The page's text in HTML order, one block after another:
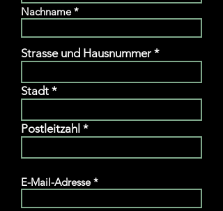
Nachname
Strasse und Hausnummer
Stadt
Postleitzahl
E-Mail-Adresse